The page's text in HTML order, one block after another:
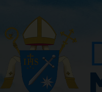
content